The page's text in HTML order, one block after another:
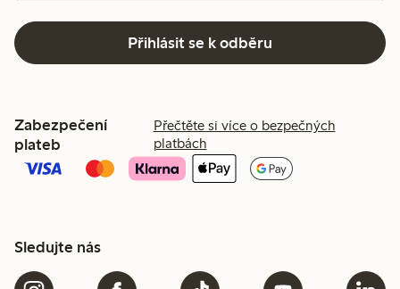
Přihlásit se k odběru
Zabezpečení
plateb
Přečtěte si více o bezpečných
platbách
Sledujte nás